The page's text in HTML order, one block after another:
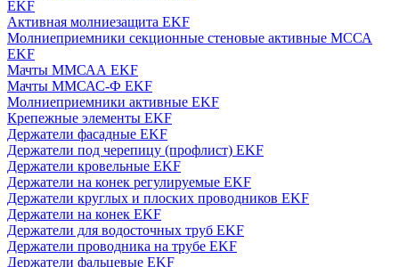
EKF
Активная молниезащита EKF
Молниеприемники секционные стеновые активные МССА
EKF
Мачты ММСАА EKF
Мачты ММСАС-Ф EKF
Молниеприемники активные EKF
Крепежные элементы EKF
Держатели фасадные EKF
Держатели под черепицу (профлист) EKF
Держатели кровельные EKF
Держатели на конек регулируемые EKF
Держатели круглых и плоских проводников EKF
Держатели на конек EKF
Держатели для водосточных труб EKF
Держатели проводника на трубе EKF
Держатели фальцевые EKF